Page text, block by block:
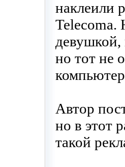
наклеили
Telecoma.
девушкой,
но тот не
Автор
но в этот
такой